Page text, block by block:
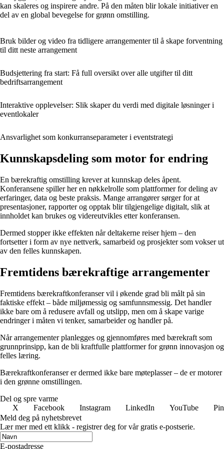
kan skaleres og inspirere andre. På den måten blir lokale initiativer en
del av en global bevegelse for grønn omstilling.
Bruk bilder og video fra tidligere arrangementer til å skape forventning
til ditt neste arrangement
Budsjettering fra start: Få full oversikt over alle utgifter til ditt
bedriftsarrangement
Interaktive opplevelser: Slik skaper du verdi med digitale løsninger i
eventlokaler
Ansvarlighet som konkurranseparameter i eventstrategi
Kunnskapsdeling som motor for endring
En bærekraftig omstilling krever at kunnskap deles åpent.
Konferansene spiller her en nøkkelrolle som plattformer for deling av
erfaringer, data og beste praksis. Mange arrangører sørger for at
presentasjoner, rapporter og opptak blir tilgjengelige digitalt, slik at
innholdet kan brukes og videreutvikles etter konferansen.
Dermed stopper ikke effekten når deltakerne reiser hjem – den
fortsetter i form av nye nettverk, samarbeid og prosjekter som vokser ut
av den felles kunnskapen.
Fremtidens bærekraftige arrangementer
Fremtidens bærekraftkonferanser vil i økende grad bli målt på sin
faktiske effekt – både miljømessig og samfunnsmessig. Det handler
ikke bare om å redusere avfall og utslipp, men om å skape varige
endringer i måten vi tenker, samarbeider og handler på.
Når arrangementer planlegges og gjennomføres med bærekraft som
grunnprinsipp, kan de bli kraftfulle plattformer for grønn innovasjon og
felles læring.
Bærekraftkonferanser er dermed ikke bare møteplasser – de er motorer
i den grønne omstillingen.
Del og spre varme
X
Facebook Instagram LinkedIn YouTube
Meld deg på nyhetsbrevet
Lær mer med ett klikk - registrer deg for vår gratis e-postserie.
E-postadresse